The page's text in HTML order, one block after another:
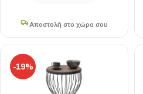
Αποστολή στο χώρο σου
-19%